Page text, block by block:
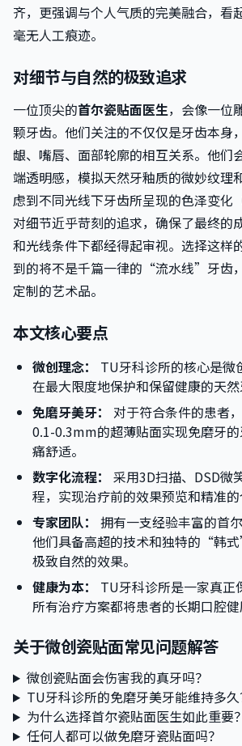
齐，更强调与个人气质的完美融合，看
毫无人工痕迹。
对细节与自然的极致追求
一位顶尖的首尔瓷贴面医生，会像一位
颗牙齿。他们关注的不仅仅是牙齿本身
龈、嘴唇、面部轮廓的相互关系。他们
端透明感，模拟天然牙釉质的微妙纹理
虑到不同光线下牙齿所呈现的色泽变化
对细节近乎苛刻的追求，确保了最终的
和光线条件下都经得起审视。选择这样
到的将不是千篇一律的“流水线”牙齿
定制的艺术品。
本文核心要点
微创理念：
TU牙科诊所的核心是微
在最大限度地保护和保留健康的天然
免磨牙美牙：
对于符合条件的患者
0.1-0.3mm的超薄贴面实现免磨牙
痛舒适。
数字化流程：
采用3D扫描、DSD微
程，实现治疗前的效果预览和精准的
专家团队：
拥有一支经验丰富的首
他们具备高超的技术和独特的“韩
极致自然的效果。
健康为本：
TU牙科诊所是一家真正
所有治疗方案都将患者的长期口腔健
关于微创瓷贴面常见问题解答
微创瓷贴面会伤害我的真牙吗？
TU牙科诊所的免磨牙美牙能维持多久
为什么选择首尔瓷贴面医生如此重要？
任何人都可以做免磨牙瓷贴面吗？